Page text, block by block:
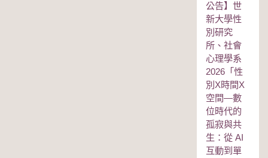
公告】世
新大學性
別研究
所、社會
心理學系
2026「性
別Χ時間Χ
空間—數
位時代的
孤寂與共
生：從 AI
互動到單